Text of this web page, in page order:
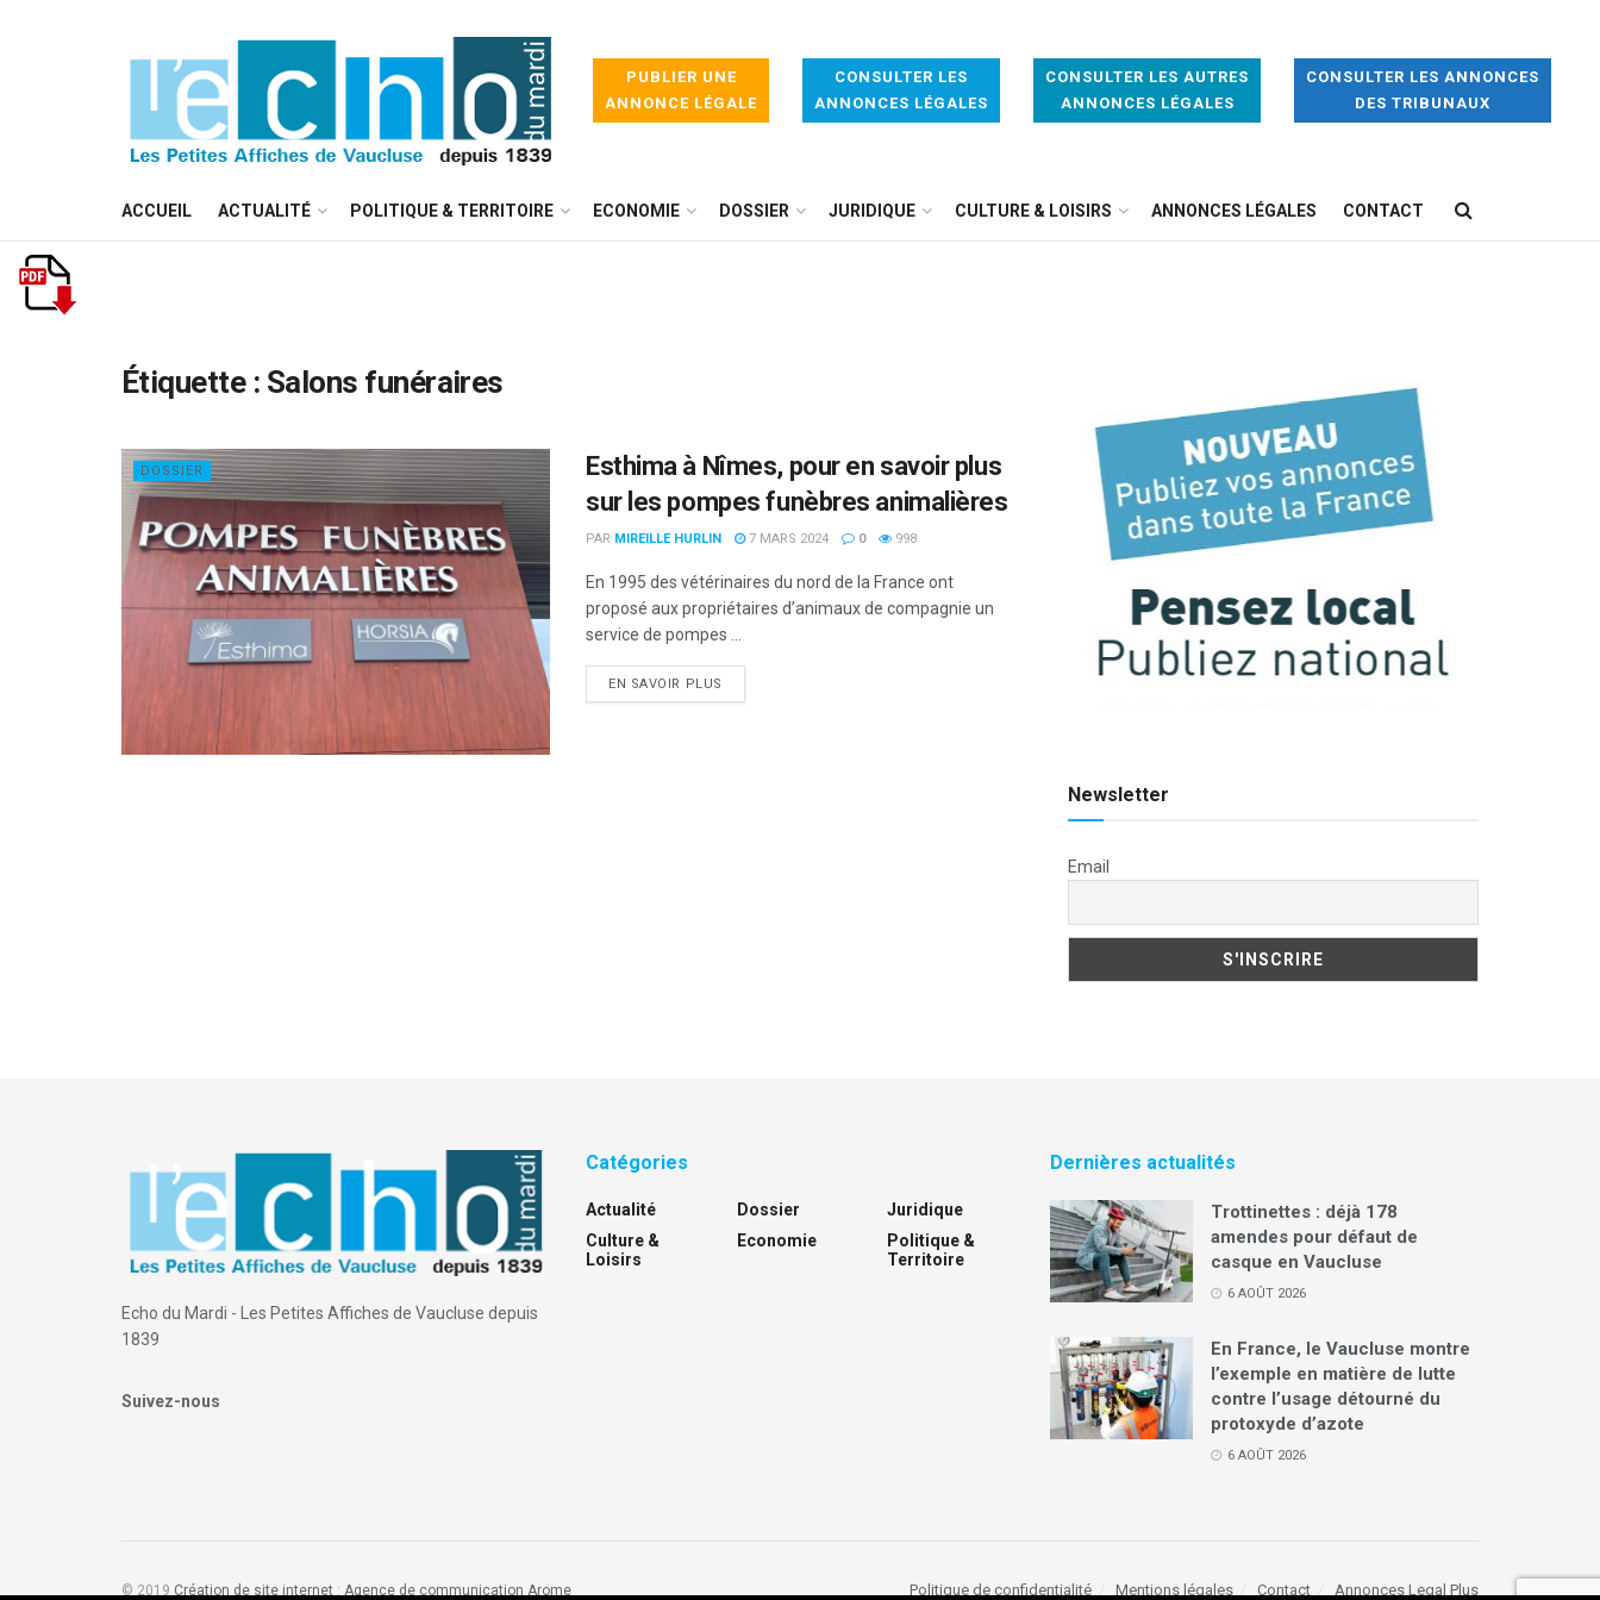
PUBLIER UNE
ANNONCE LÉGALE
CONSULTER LES
ANNONCES LÉGALES
CONSULTER LES AUTRES
ANNONCES LÉGALES
CONSULTER LES ANNONCES
DES TRIBUNAUX
ACCUEIL ACTUALITÉ POLITIQUE & TERRITOIRE ECONOMIE DOSSIER JURIDIQUE CULTURE & LOISIRS ANNONCES LÉGALES CONTACT
Étiquette : Salons funéraires
DOSSIER
Esthima à Nîmes, pour en savoir plus
sur les pompes funèbres animalières
PAR MIREILLE HURLIN 7 MARS 2024 0 998
En 1995 des vétérinaires du nord de la France ont
proposé aux propriétaires d’animaux de compagnie un
service de pompes ...
EN SAVOIR PLUS
Newsletter
Email
Echo du Mardi - Les Petites Affiches de Vaucluse depuis
1839
Suivez-nous
Catégories
Actualité
Culture &
Loisirs
Dossier
Economie
Juridique
Politique &
Territoire
Dernières actualités
Trottinettes : déjà 178
amendes pour défaut de
casque en Vaucluse
6 AOÛT 2026
En France, le Vaucluse montre
l’exemple en matière de lutte
contre l’usage détourné du
protoxyde d’azote
6 AOÛT 2026
Politique de confidentialité Mentions légales Contact Annonces Legal Plus
© 2019 Création de site internet : Agence de communication Arome